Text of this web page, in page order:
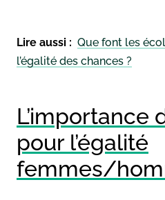
Lire aussi : Que font les
l’égalité des chances ?
L’importance
pour l’égalité
femmes/